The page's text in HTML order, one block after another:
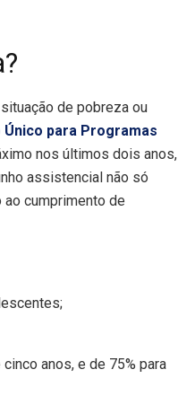
de pobreza ou
Único para Programas
nos últimos dois anos,
assistencial não só
cumprimento de
anos, e de 75% para